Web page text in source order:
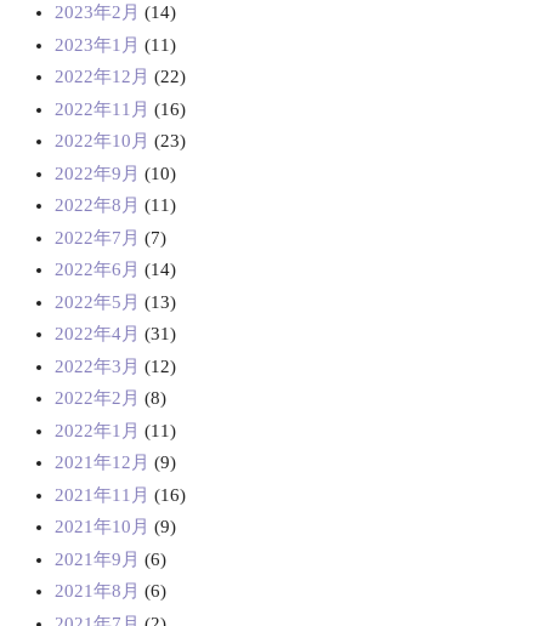
2023年2月 (14)
2023年1月 (11)
2022年12月 (22)
2022年11月 (16)
2022年10月 (23)
2022年9月 (10)
2022年8月 (11)
2022年7月 (7)
2022年6月 (14)
2022年5月 (13)
2022年4月 (31)
2022年3月 (12)
2022年2月 (8)
2022年1月 (11)
2021年12月 (9)
2021年11月 (16)
2021年10月 (9)
2021年9月 (6)
2021年8月 (6)